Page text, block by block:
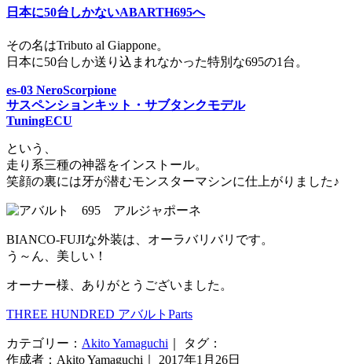
日本に50台しかないABARTH695へ
その名はTributo al Giappone。
日本に50台しか送り込まれなかった特別な695の1台。
es-03 NeroScorpione
サスペンションキット・サブタンクモデル
TuningECU
という、
走り系三種の神器をインストール。
笑顔の裏には牙が潜むモンスターマシンに仕上がりました♪
BIANCO-FUJIな外装は、オーラバリバリです。
う～ん、美しい！
オーナー様、ありがとうございました。
THREE HUNDRED アバルトParts
カテゴリー： Akito Yamaguchi ｜ タグ：
作成者：Akito Yamaguchi｜ 2017年1月26日